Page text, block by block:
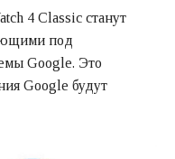
4 Classic станут
под
Google. Это
Google будут